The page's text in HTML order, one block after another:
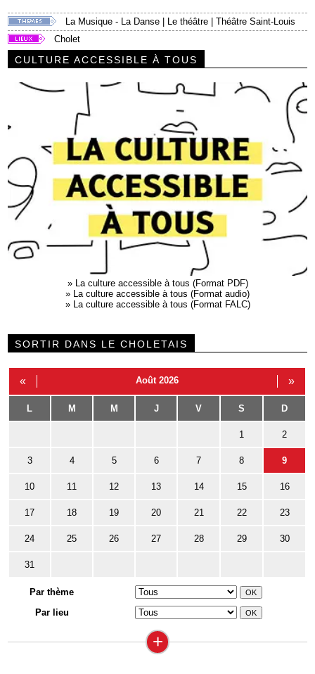
La Musique - La Danse Le théâtre |Théâtre Saint-Louis
Cholet
CULTURE ACCESSIBLE À TOUS
» La culture accessible à tous (Format PDF)
» La culture accessible à tous (Format audio)
» La culture accessible à tous (Format FALC)
SORTIR DANS LE CHOLETAIS
« Août 2026 »
L M M J V S D
1 2
3 4 5 6 7 8 9
10 11 12 13 14 15 16
17 18 19 20 21 22 23
24 25 26 27 28 29 30
31
Par thème
Par lieu
+